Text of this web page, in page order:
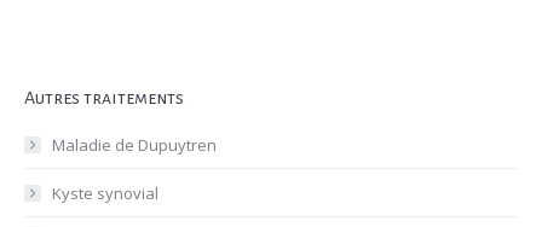
Autres traitements
Maladie de Dupuytren
Kyste synovial